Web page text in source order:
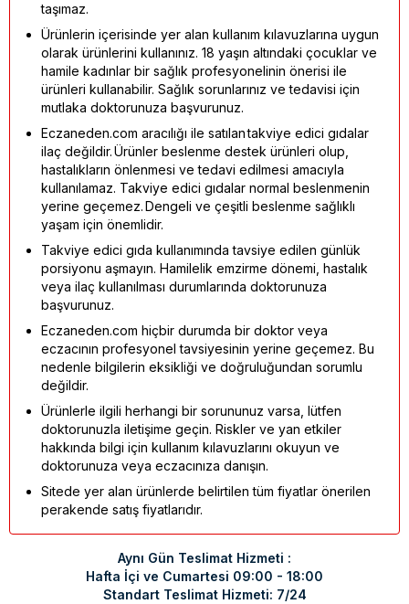
taşımaz.
Ürünlerin içerisinde yer alan kullanım kılavuzlarına uygun
olarak ürünlerini kullanınız. 18 yaşın altındaki çocuklar ve
hamile kadınlar bir sağlık profesyonelinin önerisi ile
ürünleri kullanabilir. Sağlık sorunlarınız ve tedavisi için
mutlaka doktorunuza başvurunuz.
Eczaneden.com aracılığı ile satılan takviye edici gıdalar
ilaç değildir. Ürünler beslenme destek ürünleri olup,
hastalıkların önlenmesi ve tedavi edilmesi amacıyla
kullanılamaz. Takviye edici gıdalar normal beslenmenin
yerine geçemez. Dengeli ve çeşitli beslenme sağlıklı
yaşam için önemlidir.
Takviye edici gıda kullanımında tavsiye edilen günlük
porsiyonu aşmayın. Hamilelik emzirme dönemi, hastalık
veya ilaç kullanılması durumlarında doktorunuza
başvurunuz.
Eczaneden.com hiçbir durumda bir doktor veya
eczacının profesyonel tavsiyesinin yerine geçemez. Bu
nedenle bilgilerin eksikliği ve doğruluğundan sorumlu
değildir.
Ürünlerle ilgili herhangi bir sorununuz varsa, lütfen
doktorunuzla iletişime geçin. Riskler ve yan etkiler
hakkında bilgi için kullanım kılavuzlarını okuyun ve
doktorunuza veya eczacınıza danışın.
Sitede yer alan ürünlerde belirtilen tüm fiyatlar önerilen
perakende satış fiyatlarıdır.
Aynı Gün Teslimat Hizmeti :
Hafta İçi ve Cumartesi 09:00 - 18:00
Standart Teslimat Hizmeti: 7/24